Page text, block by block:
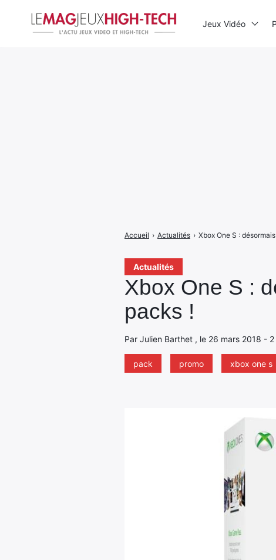
Actualités
Xbox One S :
packs !
Par Julien Barthet , le 26 mars 2018 -
pack promo xbox one s
Accueil › Actualités › Xbox One S :
Jeux Vidéo